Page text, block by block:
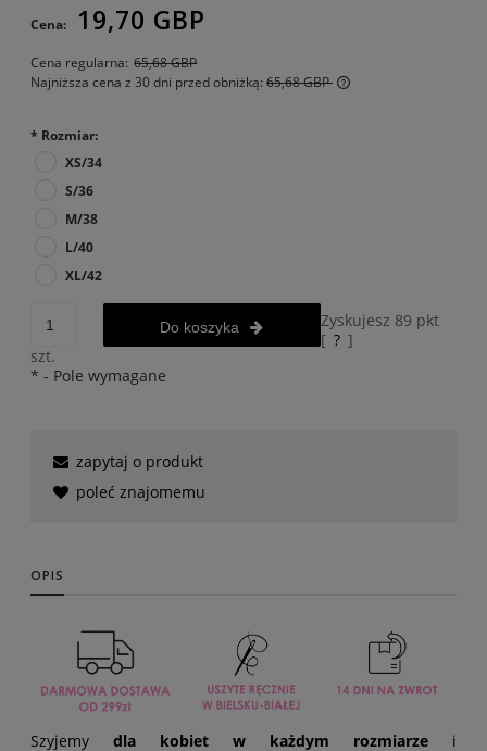
Cena: 19,70 GBP
Cena regularna: 65,68 GBP
Najniższa cena z 30 dni przed obniżką: 65,68 GBP
* Rozmiar:
XS/34
S/36
M/38
L/40
XL/42
szt.
Do koszyka Zyskujesz 89 pkt
[ ? ]
* - Pole wymagane
zapytaj o produkt
poleć znajomemu
OPIS
Szyjemy dla kobiet w każdym rozmiarze i